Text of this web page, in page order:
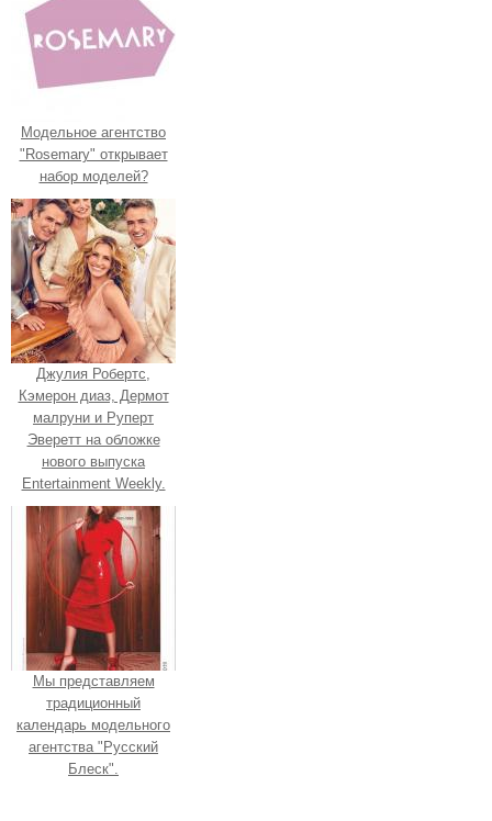
Модельное агентство
"Rosemary" открывает
набор моделей?
Джулия Робертс,
Кэмерон диаз, Дермот
малруни и Руперт
Эверетт на обложке
нового выпуска
Entertainment Weekly.
Мы представляем
традиционный
календарь модельного
агентства "Русский
Блеск".